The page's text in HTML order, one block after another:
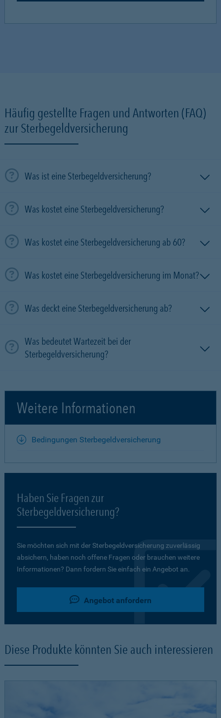
Häufig gestellte Fragen und Antworten (FAQ)
zur Sterbegeldversicherung
Was ist eine Sterbegeldversicherung?
Was kostet eine Sterbegeldversicherung?
Was kostet eine Sterbegeldversicherung ab 60?
Was kostet eine Sterbegeldversicherung im Monat?
Was deckt eine Sterbegeldversicherung ab?
Was bedeutet Wartezeit bei der
Sterbegeldversicherung?
Weitere Informationen
Bedingungen Sterbegeldversicherung
Haben Sie Fragen zur
Sterbegeldversicherung?
Sie möchten sich mit der Sterbegeldversicherung zuverlässig
absichern, haben noch offene Fragen oder brauchen weitere
Informationen? Dann fordern Sie einfach ein Angebot an.
Angebot anfordern
Diese Produkte könnten Sie auch interessieren